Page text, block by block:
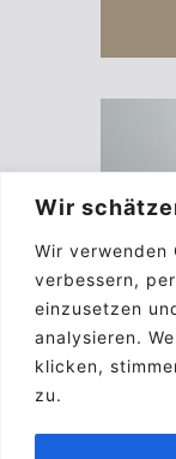
Wir
Wir verwenden
verbessern,
einzusetzen
analysieren.
klicken,
zu.